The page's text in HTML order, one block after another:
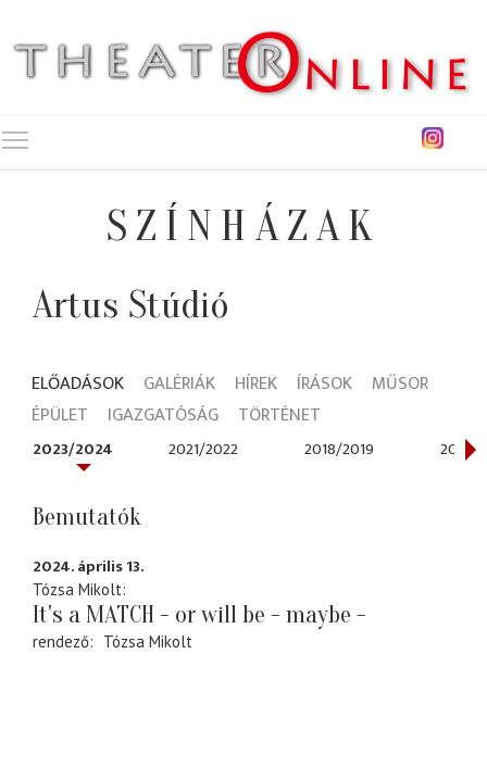
SZÍNHÁZAK
Artus Stúdió
ELŐADÁSOK GALÉRIÁK HÍREK ÍRÁSOK
MŰSOR
ÉPÜLET
IGAZGATÓSÁG TÖRTÉNET
2023/2024 2021/2022 2018/2019 2015/
Bemutatók
2024. április 13.
Tózsa Mikolt
It's a MATCH - or will be - maybe -
rendező Tózsa Mikolt